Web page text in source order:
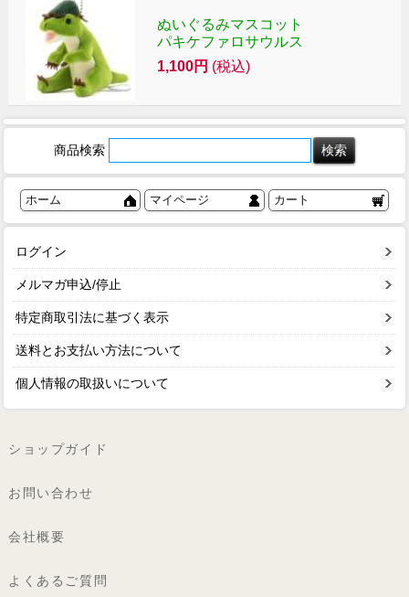
ぬいぐるみマスコット
パキケファロサウルス
1,100円 (税込)
商品検索
ホーム マイページ カート
ログイン
メルマガ申込/停止
特定商取引法に基づく表示
送料とお支払い方法について
個人情報の取扱いについて
ショップガイド
お問い合わせ
会社概要
よくあるご質問